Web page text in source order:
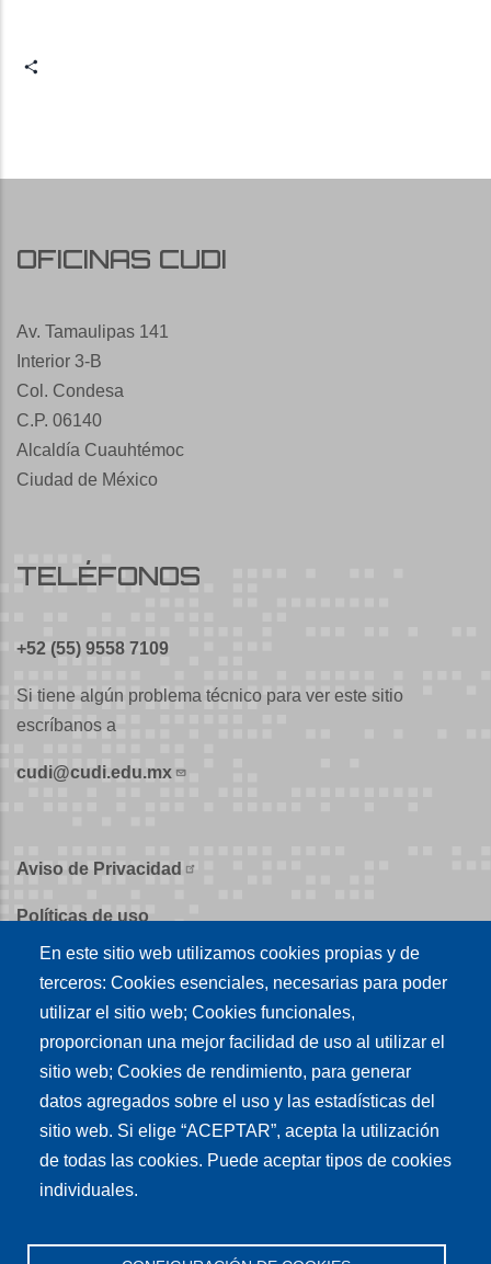
En este sitio web utilizamos cookies propias y de
terceros: Cookies esenciales, necesarias para poder
utilizar el sitio web; Cookies funcionales,
proporcionan una mejor facilidad de uso al utilizar el
sitio web; Cookies de rendimiento, para generar
datos agregados sobre el uso y las estadísticas del
sitio web. Si elige “ACEPTAR”, acepta la utilización
de todas las cookies. Puede aceptar tipos de cookies
individuales.
OFICINAS CUDI
Av. Tamaulipas 141
Interior 3-B
Col. Condesa
C.P. 06140
Alcaldía Cuauhtémoc
Ciudad de México
TELÉFONOS
+52 (55) 9558 7109
Si tiene algún problema técnico para ver este sitio
escríbanos a
cudi@cudi.edu.mx
Aviso de Privacidad
Políticas de uso
Políticas de publicación
Créditos
Tu conexión es
Síguenos en nuestras redes sociales